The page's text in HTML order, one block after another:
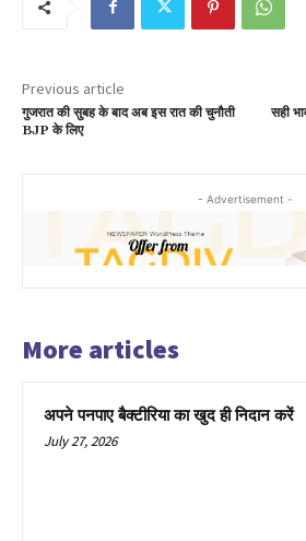
Previous article
गुजरात की सुबह के बाद अब इस रात की चुनौती
BJP के लिए
सही
- Advertisement -
More articles
अपने पनपाए बैक्टीरिया का खुद ही निदान करें
July 27, 2026